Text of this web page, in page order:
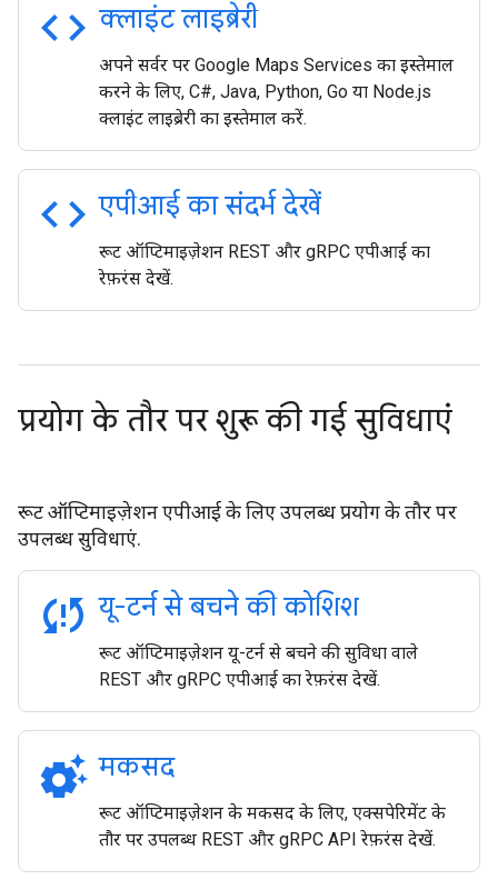
code क्लाइंट लाइब्रेरी
अपने सर्वर पर Google Maps Services का इस्तेमाल
करने के लिए, C#, Java, Python, Go या Node.js
क्लाइंट लाइब्रेरी का इस्तेमाल करें.
code एपीआई का संदर्भ देखें
रूट ऑप्टिमाइज़ेशन REST और gRPC एपीआई का
रेफ़रंस देखें.
प्रयोग के तौर पर शुरू की गई सुविधाएं
रूट ऑप्टिमाइज़ेशन एपीआई के लिए उपलब्ध प्रयोग के तौर पर
उपलब्ध सुविधाएं.
sync_problem यू-टर्न से बचने की कोशिश
रूट ऑप्टिमाइज़ेशन यू-टर्न से बचने की सुविधा वाले
REST और gRPC एपीआई का रेफ़रंस देखें.
settings_suggest मकसद
रूट ऑप्टिमाइज़ेशन के मकसद के लिए, एक्सपेरिमेंट के
तौर पर उपलब्ध REST और gRPC API रेफ़रंस देखें.